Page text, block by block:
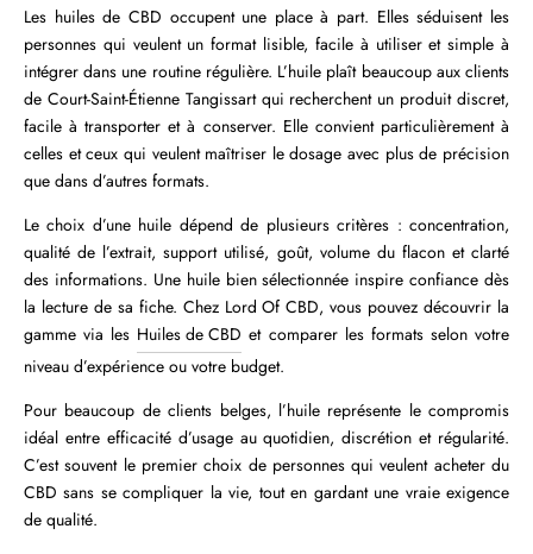
Les huiles de CBD occupent une place à part. Elles séduisent les
personnes qui veulent un format lisible, facile à utiliser et simple à
intégrer dans une routine régulière. L’huile plaît beaucoup aux clients
de Court-Saint-Étienne Tangissart qui recherchent un produit discret,
facile à transporter et à conserver. Elle convient particulièrement à
celles et ceux qui veulent maîtriser le dosage avec plus de précision
que dans d’autres formats.
Le choix d’une huile dépend de plusieurs critères : concentration,
qualité de l’extrait, support utilisé, goût, volume du flacon et clarté
des informations. Une huile bien sélectionnée inspire confiance dès
la lecture de sa fiche. Chez Lord Of CBD, vous pouvez découvrir la
gamme via les Huiles de CBD et comparer les formats selon votre
niveau d’expérience ou votre budget.
Pour beaucoup de clients belges, l’huile représente le compromis
idéal entre efficacité d’usage au quotidien, discrétion et régularité.
C’est souvent le premier choix de personnes qui veulent acheter du
CBD sans se compliquer la vie, tout en gardant une vraie exigence
de qualité.